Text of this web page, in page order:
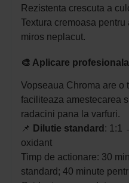
Rezistenta crescuta a
Textura cremoasa
miros neplacut.
🎨 Aplicare
Vopseaua Chroma are o
faciliteaza amestecarea
radacini pana la varfuri.
📌 Dilutie standard : 1:1
oxidant
Timp de actionare: 30
standard; 40 minute